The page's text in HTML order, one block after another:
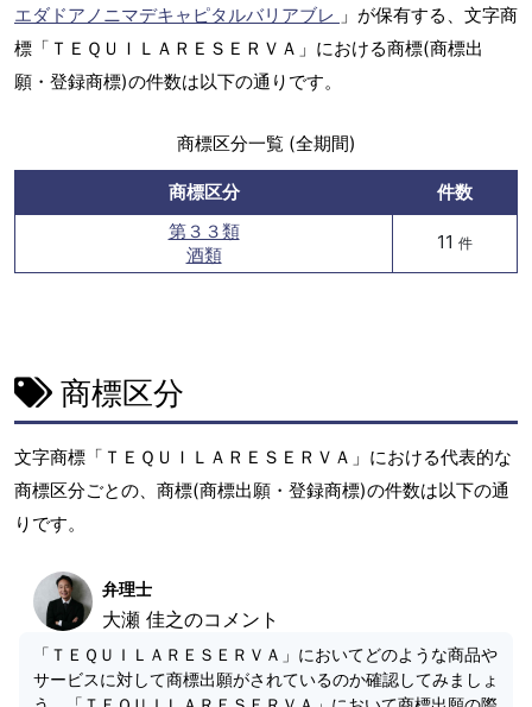
エダドアノニマデキャピタルバリアブレ 」が保有する、文字商
標「ＴＥＱＵＩＬＡＲＥＳＥＲＶＡ」における商標(商標出
願・登録商標)の件数は以下の通りです。
商標区分一覧 (全期間)
商標区分
件数
第３３類
酒類
11 件
商標区分
文字商標「ＴＥＱＵＩＬＡＲＥＳＥＲＶＡ」における代表的な
商標区分ごとの、商標(商標出願・登録商標)の件数は以下の通
りです。
弁理士
大瀬 佳之のコメント
「ＴＥＱＵＩＬＡＲＥＳＥＲＶＡ」においてどのような商品や
サービスに対して商標出願がされているのか確認してみましょ